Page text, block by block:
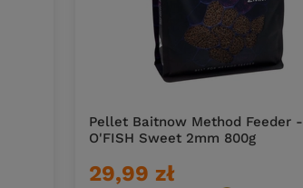
Pellet Baitnow Method Feeder -
O'FISH Sweet 2mm 800g
29,99 zł